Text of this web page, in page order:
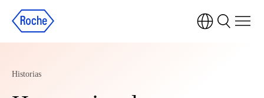
Historias